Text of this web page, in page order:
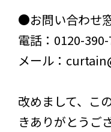
●お問い合わせ
電話：0120-
メール：
改めまして、こ
きありがとうご